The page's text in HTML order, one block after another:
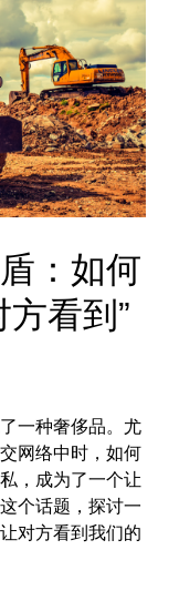
：如何
看到”
一种奢侈品。尤
网络中时，如何
，成为了一个让
个话题，探讨一
对方看到我们的